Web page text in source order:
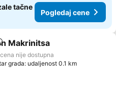
tačne
Pogledaj cene
u favorite
Makrinitsa
nije dostupna
grada: udaljenost 0.1 km